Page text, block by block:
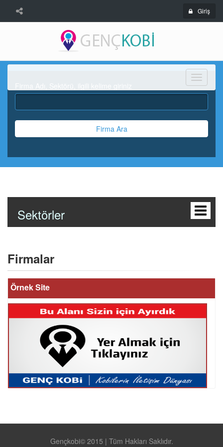
Giriş
Menü
Firma Ara
Sektörler
Firmalar
Örnek Site
Gençkobi© 2015 | Tüm Hakları Saklıdır.